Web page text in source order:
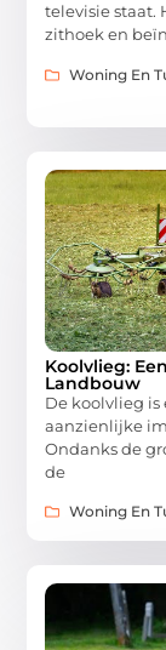
televisie staat.
zithoek en
Woning En
Koolvlieg:
Landbouw
De koolvlieg
aanzienlijke
Ondanks de
de
Woning En